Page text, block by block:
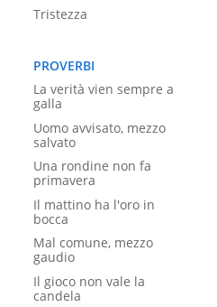
Tristezza
PROVERBI
La verità vien sempre a
galla
Uomo avvisato, mezzo
salvato
Una rondine non fa
primavera
Il mattino ha l'oro in
bocca
Mal comune, mezzo
gaudio
Il gioco non vale la
candela